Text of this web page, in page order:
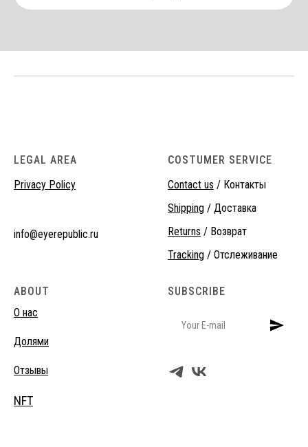
LEGAL AREA
Privacy Policy
info@eyerepublic.ru
COSTUMER SERVICE
Contact us / Контакты
Shipping / Доставка
Returns / Возврат
Tracking / Отслеживание
ABOUT
О нас
Долями
Отзывы
NFT
SUBSCRIBE